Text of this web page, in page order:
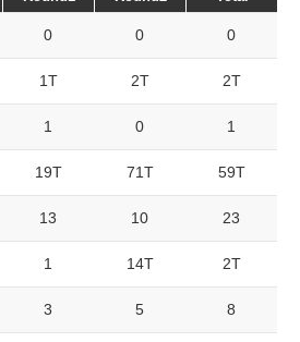
0 0 0
1T 2T 2T
1 0 1
19T 71T 59T
13 10 23
1 14T 2T
3 5 8